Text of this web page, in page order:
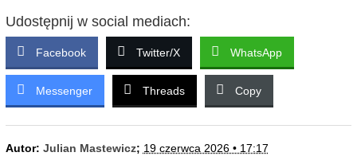
Udostępnij w social mediach:
Facebook Twitter/X WhatsApp
Messenger Threads Copy
Autor: Julian Mastewicz; 19 czerwca 2026 • 17:17